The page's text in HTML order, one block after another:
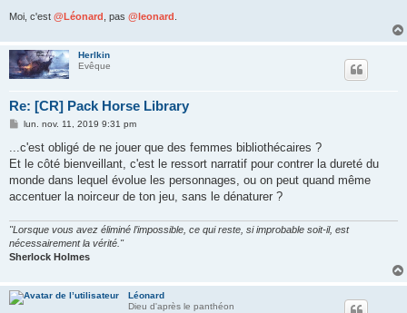
Moi, c'est @Léonard , pas @leonard
Herlkin
Evêque
Re: [CR] Pack Horse Library
M
s
a
g
lun. nov. 11, 2019 9:31 pm
...c'est obligé de ne jouer que des femmes bibliothécaires ?
Et le côté bienveillant, c'est le ressort narratif pour contrer la dureté du
monde dans lequel évolue les personnages, ou on peut quand même
accentuer la noirceur de ton jeu, sans le dénaturer ?
"Lorsque vous avez éliminé l’impossible, ce qui reste, si improbable soit-il, est
nécessairement la vérité."
Sherlock Holmes
Léonard
Dieu d'après le panthéon